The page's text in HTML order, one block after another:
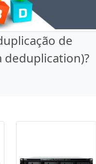
de
deduplication)?